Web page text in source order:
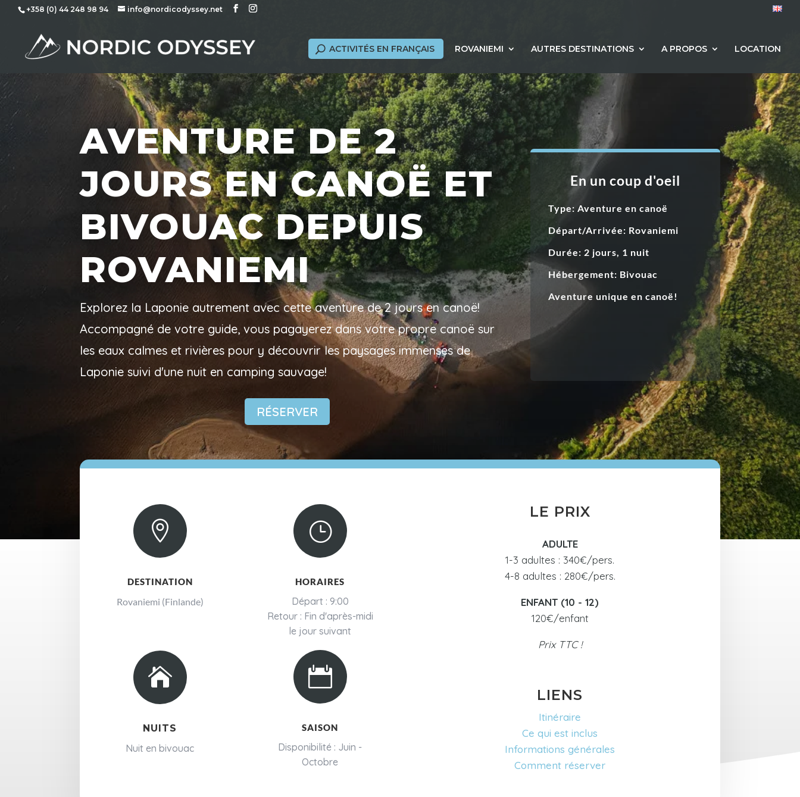
+358 (0) 44 248 98 94 info@nordicodyssey.net
ACTIVITÉS EN FRANÇAIS ROVANIEMI AUTRES DESTINATIONS A PROPOS LOCATION
AVENTURE DE 2
JOURS EN CANOË ET
BIVOUAC DEPUIS
ROVANIEMI
Explorez la Laponie autrement avec cette aventure de 2 jours en canoë!
Accompagné de votre guide, vous pagayerez dans votre propre canoë sur
les eaux calmes et rivières pour y découvrir les paysages immenses de
Laponie suivi d'une nuit en camping sauvage!
RÉSERVER
En un coup d'oeil
Type: Aventure en canoë
Départ/Arrivée: Rovaniemi
Durée: 2 jours, 1 nuit
Hébergement: Bivouac
Aventure unique en canoë!

DESTINATION
Rovaniemi (Finlande)

NUITS
Nuit en bivouac
}
HORAIRES
Départ : 9:00
Retour : Fin d'après-midi
le jour suivant

SAISON
Disponibilité : Juin -
Octobre
LE PRIX
ADULTE
1-3 adultes : 340€/pers.
4-8 adultes : 280€/pers.
ENFANT (10 - 12)
120€/enfant
Prix TTC !
LIENS
Itinéraire
Ce qui est inclus
Informations générales
Comment réserver